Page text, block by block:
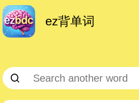
ez背单词